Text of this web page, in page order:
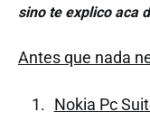
sino te explico aca
Antes que nada
Nokia Pc